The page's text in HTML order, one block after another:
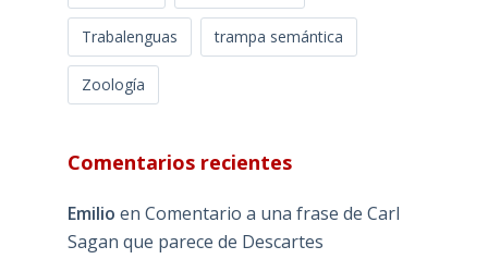
Trabalenguas trampa semántica
Zoología
Comentarios recientes
Emilio en Comentario a una frase de Carl
Sagan que parece de Descartes